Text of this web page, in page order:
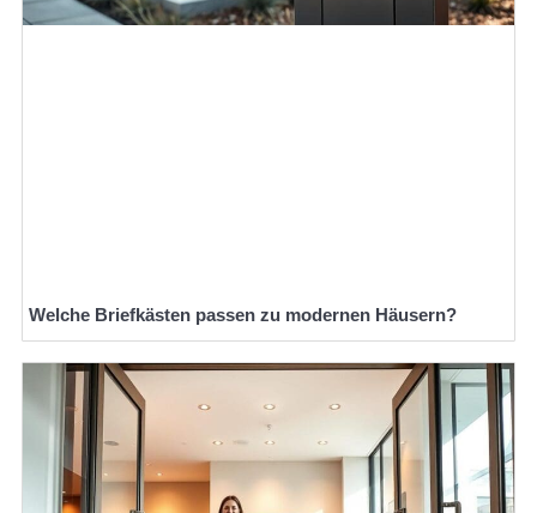
Welche Briefkästen passen zu modernen Häusern?